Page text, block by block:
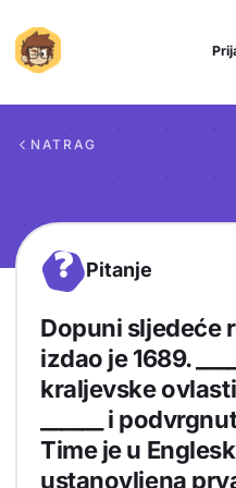
NATRAG
? Pitanje
Dopuni sljedeće
izdao je 1689.
kraljevske
______ i
Time je u
ustanovljena